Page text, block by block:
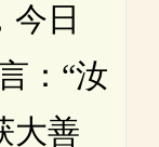
今日
：“汝
大善